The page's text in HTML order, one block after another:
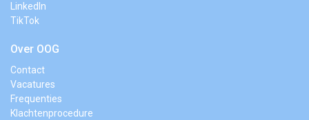
LinkedIn
TikTok
Over OOG
Contact
Vacatures
Frequenties
Klachtenprocedure